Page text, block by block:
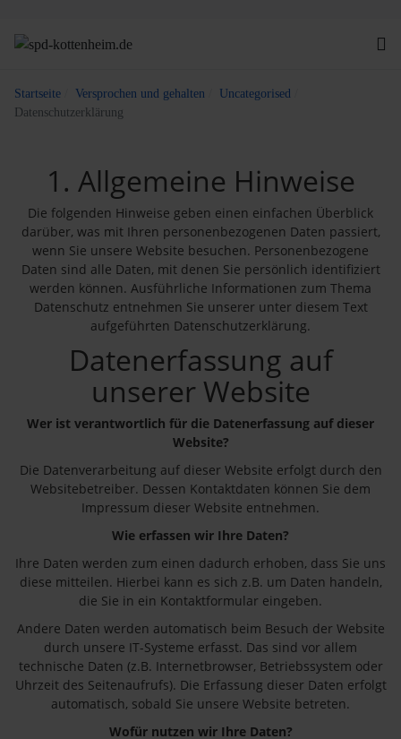
Startseite Versprochen und gehalten
Uncategorised
Datenschutzerklärung
1. Allgemeine Hinweise
Die folgenden Hinweise geben einen einfachen Überblick
darüber, was mit Ihren personenbezogenen Daten passiert,
wenn Sie unsere Website besuchen. Personenbezogene
Daten sind alle Daten, mit denen Sie persönlich identifiziert
werden können. Ausführliche Informationen zum Thema
Datenschutz entnehmen Sie unserer unter diesem Text
aufgeführten Datenschutzerklärung.
Datenerfassung auf
unserer Website
Wer ist verantwortlich für die Datenerfassung auf dieser
Website?
Die Datenverarbeitung auf dieser Website erfolgt durch den
Websitebetreiber. Dessen Kontaktdaten können Sie dem
Impressum dieser Website entnehmen.
Wie erfassen wir Ihre Daten?
Ihre Daten werden zum einen dadurch erhoben, dass Sie uns
diese mitteilen. Hierbei kann es sich z.B. um Daten handeln,
die Sie in ein Kontaktformular eingeben.
Andere Daten werden automatisch beim Besuch der Website
durch unsere IT-Systeme erfasst. Das sind vor allem
technische Daten (z.B. Internetbrowser, Betriebssystem oder
Uhrzeit des Seitenaufrufs). Die Erfassung dieser Daten erfolgt
automatisch, sobald Sie unsere Website betreten.
Wofür nutzen wir Ihre Daten?